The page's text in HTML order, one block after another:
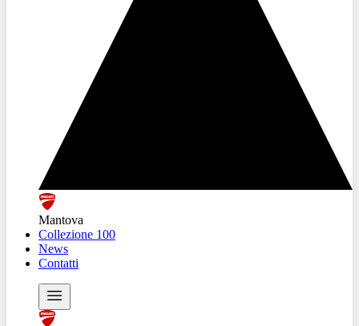
Mantova
Collezione 100
News
Contatti